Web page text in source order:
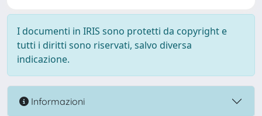
I documenti in IRIS sono protetti da copyright e
tutti i diritti sono riservati, salvo diversa
indicazione.
Informazioni